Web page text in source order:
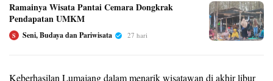
Ramainya Wisata Pantai Cemara Dongkrak
Pendapatan UMKM
S Seni, Budaya dan Pariwisata 27 hari
Keberhasilan Lumajang dalam menarik wisatawan di akhir libur